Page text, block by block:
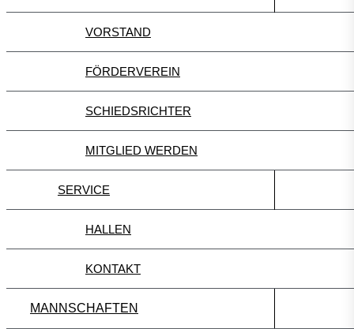
VORSTAND
FÖRDERVEREIN
SCHIEDSRICHTER
MITGLIED WERDEN
SERVICE
HALLEN
KONTAKT
MANNSCHAFTEN